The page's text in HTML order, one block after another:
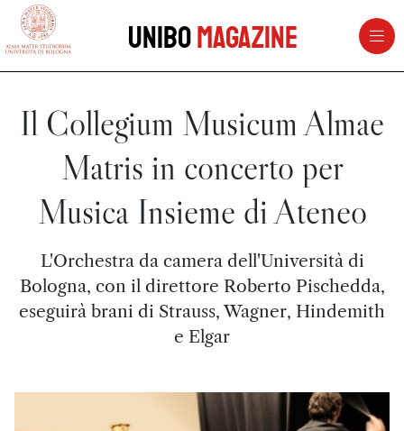
vai al contenuto della pagina
UniboMagazine
Il Collegium Musicum Almae
Matris in concerto per
Musica Insieme di Ateneo
L'Orchestra da camera dell'Università di
Bologna, con il direttore Roberto Pischedda,
eseguirà brani di Strauss, Wagner, Hindemith
e Elgar